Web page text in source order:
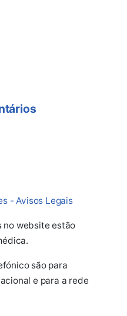
- Avisos Legais
no website estão
são para
e para a rede